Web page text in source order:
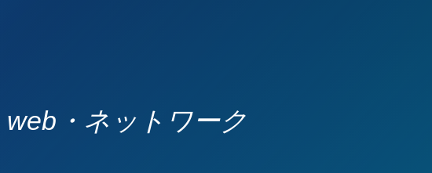
・ネットワーク